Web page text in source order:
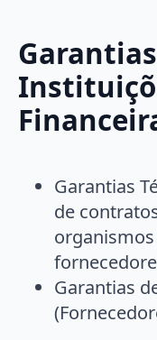
Garantias
de
Garantias